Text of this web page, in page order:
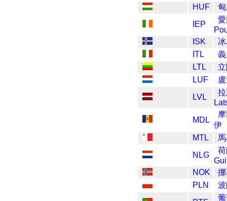
HUF
IEP
ISK
ITL
LTL
LUF
LVL
MDL
伊
MTL
NLG
NOK
PLN